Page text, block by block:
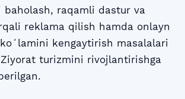
raqamli dastur va
reklama qilish hamda onlayn
kengaytirish masalalari
turizmini rivojlantirishga